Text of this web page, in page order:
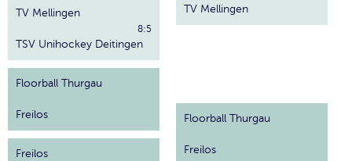
TV Mellingen
TSV Unihockey Deitingen
8:5
Floorball Thurgau
Freilos
Freilos
TV Mellingen
Floorball Thurgau
Freilos